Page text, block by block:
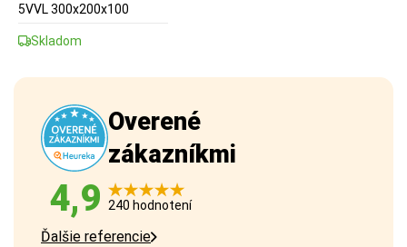
5VVL 300x200x100
Skladom
Overené
zákazníkmi
4,9 240 hodnotení
Ďalšie referencie